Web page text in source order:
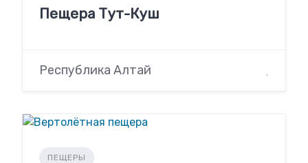
Пещера Тут-Куш
Республика Алтай
ПЕЩЕРЫ